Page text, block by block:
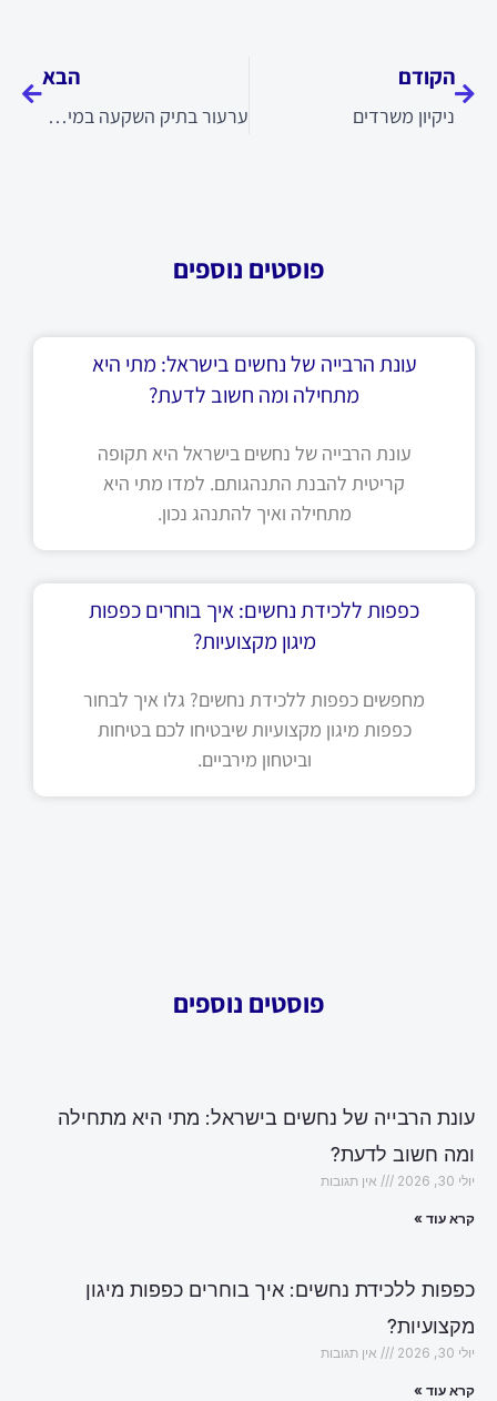
הקודם
ניקיון משרדים
הבא
ערעור בתיק השקעה במיזם: מה חשוב לדעת
פוסטים נוספים
עונת הרבייה של נחשים בישראל: מתי היא
מתחילה ומה חשוב לדעת?
עונת הרבייה של נחשים בישראל היא תקופה
קריטית להבנת התנהגותם. למדו מתי היא
מתחילה ואיך להתנהג נכון.
כפפות ללכידת נחשים: איך בוחרים כפפות
מיגון מקצועיות?
מחפשים כפפות ללכידת נחשים? גלו איך לבחור
כפפות מיגון מקצועיות שיבטיחו לכם בטיחות
וביטחון מירביים.
פוסטים נוספים
עונת הרבייה של נחשים בישראל: מתי היא מתחילה
ומה חשוב לדעת?
יולי 30, 2026 אין תגובות
קרא עוד »
כפפות ללכידת נחשים: איך בוחרים כפפות מיגון
מקצועיות?
יולי 30, 2026 אין תגובות
קרא עוד »